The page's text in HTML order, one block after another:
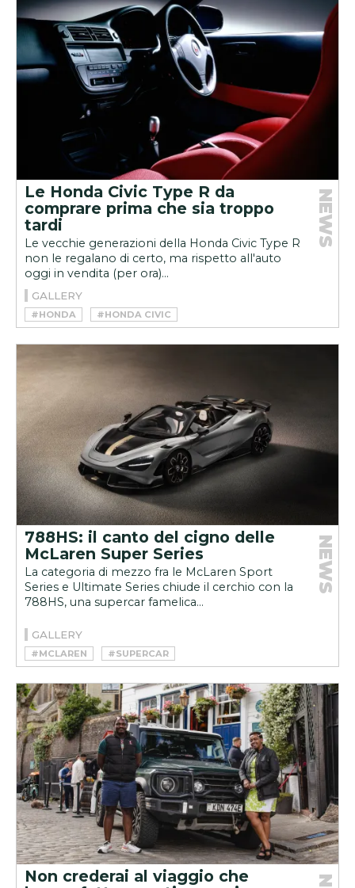
Le Honda Civic Type R da
comprare prima che sia troppo
tardi
Le vecchie generazioni della Honda Civic Type R
non le regalano di certo, ma rispetto all'auto
oggi in vendita (per ora)...
NEWS
GALLERY
#HONDA
#HONDA CIVIC
#HONDA CIVIC TYPE R
788HS: il canto del cigno delle
McLaren Super Series
La categoria di mezzo fra le McLaren Sport
Series e Ultimate Series chiude il cerchio con la
788HS, una supercar famelica...
NEWS
GALLERY
#MCLAREN #SUPERCAR
Non crederai al viaggio che